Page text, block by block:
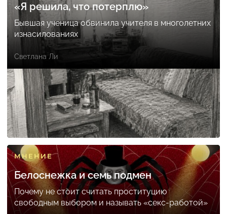
«Я решила, что потерплю»
Бывшая ученица обвинила учителя в многолетних
изнасилованиях
Светлана Ли
МНЕНИЕ
Белоснежка и семь подмен
Почему не стоит считать проституцию
свободным выбором и называть «секс-работой»